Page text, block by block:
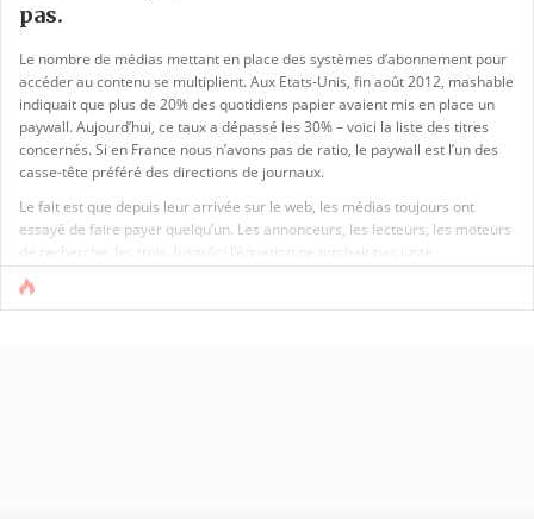
pas.
Le nombre de médias mettant en place des systèmes d’abonnement pour
accéder au contenu se multiplient. Aux Etats-Unis, fin août 2012, mashable
indiquait que plus de 20% des quotidiens papier avaient mis en place un
paywall. Aujourd’hui, ce taux a dépassé les 30% – voici la liste des titres
concernés. Si en France nous n’avons pas de ratio, le paywall est l’un des
casse-tête préféré des directions de journaux.
Le fait est que depuis leur arrivée sur le web, les médias toujours ont
essayé de faire payer quelqu’un. Les annonceurs, les lecteurs, les moteurs
de recherche, les trois. Jusqu’ici l’équation ne tombait pas juste.